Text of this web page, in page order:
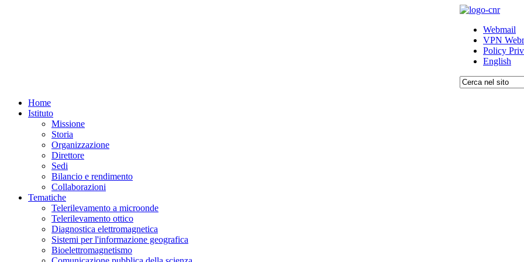
Webmail
VPN
Policy
English
Home
Istituto
Missione
Storia
Organizzazione
Direttore
Sedi
Bilancio e rendimento
Collaborazioni
Tematiche
Telerilevamento a microonde
Telerilevamento ottico
Diagnostica elettromagnetica
Sistemi per l'informazione geografica
Bioelettromagnetismo